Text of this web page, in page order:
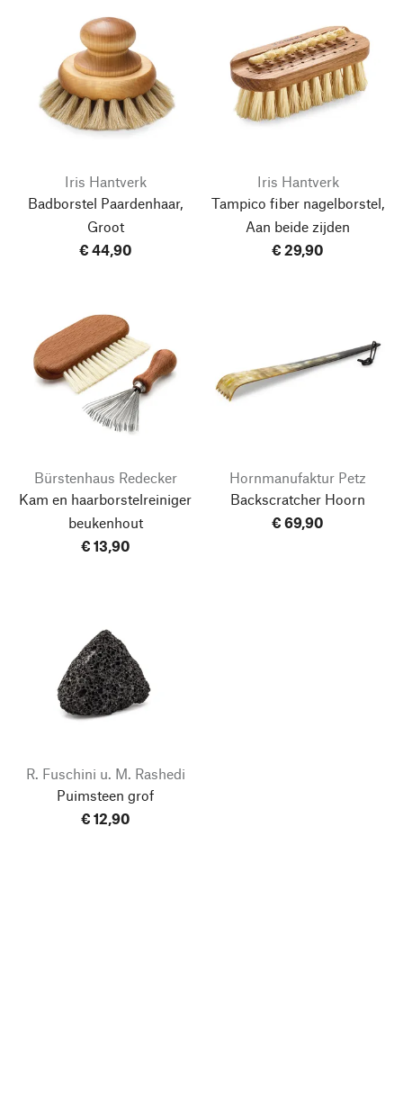
Iris Hantverk
Badborstel Paardenhaar,
Groot
€ 44,90
Iris Hantverk
Tampico fiber nagelborstel,
Aan beide zijden
€ 29,90
Bürstenhaus Redecker
Kam en haarborstelreiniger
beukenhout
€ 13,90
Hornmanufaktur Petz
Backscratcher Hoorn
€ 69,90
R. Fuschini u. M. Rashedi
Puimsteen grof
€ 12,90